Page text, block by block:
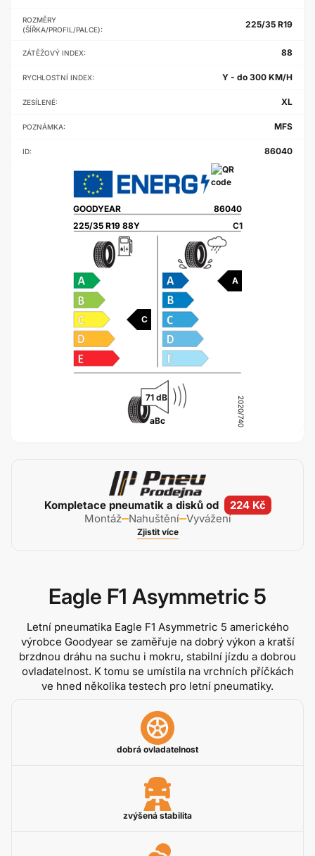
ROZMĚRY
(ŠÍŘKA/PROFIL/PALCE):
225/35 R19
ZÁTĚŽOVÝ INDEX: 88
RYCHLOSTNÍ INDEX: Y - do 300 KM/H
ZESÍLENÉ: XL
POZNÁMKA: MFS
ID: 86040
225/35 R19 88Y
GOODYEAR 86040
C
A
71 dB
C1
2020/740
aBc
Kompletace pneumatik a disků od
224 Kč
Montáž Nahuštění Vyvážení
Zjistit více
Eagle F1 Asymmetric 5
Letní pneumatika Eagle F1 Asymmetric 5 amerického
výrobce Goodyear se zaměřuje na dobrý výkon a kratší
brzdnou dráhu na suchu i mokru, stabilní jízdu a dobrou
ovladatelnost. K tomu se umístila na vrchních příčkách
ve hned několika testech pro letní pneumatiky.
dobrá ovladatelnost
zvýšená stabilita